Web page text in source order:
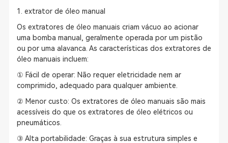
1. extrator de óleo manual
Os extratores de óleo manuais criam vácuo ao acionar
uma bomba manual, geralmente operada por um pistão
ou por uma alavanca. As características dos extratores de
óleo manuais incluem:
① Fácil de operar: Não requer eletricidade nem ar
comprimido, adequado para qualquer ambiente.
② Menor custo: Os extratores de óleo manuais são mais
acessíveis do que os extratores de óleo elétricos ou
pneumáticos.
③ Alta portabilidade: Graças à sua estrutura simples e